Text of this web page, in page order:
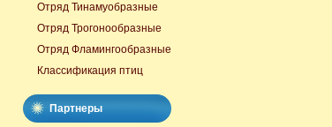
Отряд Тинамуобразные
Отряд Трогонообразные
Отряд Фламингообразные
Классификация птиц
Партнеры